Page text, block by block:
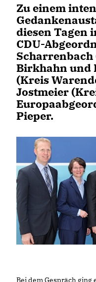
Zu einem
diesen Tagen
CDU-
Birkhahn und
(Kreis
Jostmeier
Pieper.
Bei dem Gespräch ging